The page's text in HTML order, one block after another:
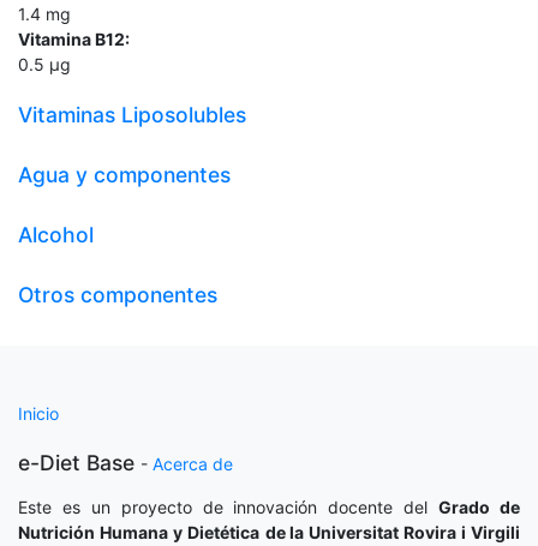
1.4 mg
Vitamina B12:
0.5 µg
Vitaminas Liposolubles
Agua y componentes
Alcohol
Otros componentes
Inicio
e-Diet Base - Acerca de
Este es un proyecto de innovación docente delGrado de
Nutrición Humana y Dietética de la Universitat Rovira i Virgili